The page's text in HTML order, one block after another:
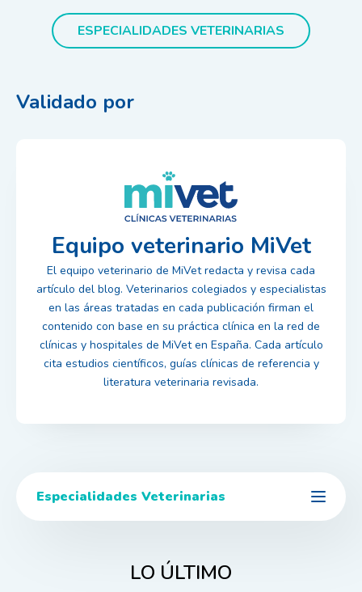
ESPECIALIDADES VETERINARIAS
Validado por
Equipo veterinario MiVet
El equipo veterinario de MiVet redacta y revisa cada
artículo del blog. Veterinarios colegiados y especialistas
en las áreas tratadas en cada publicación firman el
contenido con base en su práctica clínica en la red de
clínicas y hospitales de MiVet en España. Cada artículo
cita estudios científicos, guías clínicas de referencia y
literatura veterinaria revisada.
Especialidades Veterinarias
LO ÚLTIMO